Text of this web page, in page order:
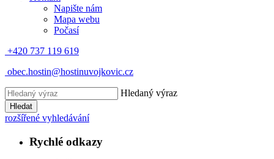
Napište nám
Mapa webu
Počasí
+420 737 119 619
obec.hostin@hostinuvojkovic.cz
Hledaný výraz
Hledat
rozšířené vyhledávání
Rychlé odkazy